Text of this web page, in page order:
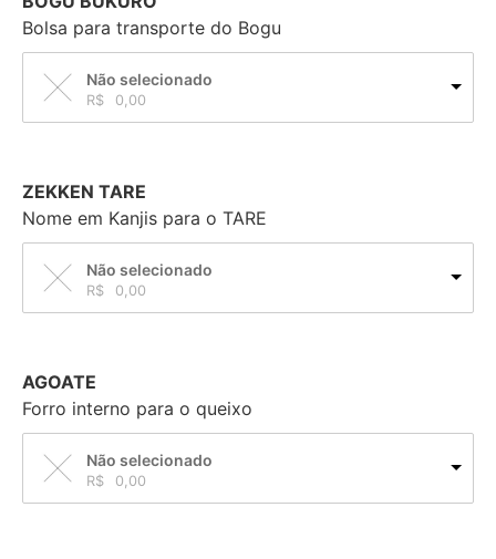
Bolsa para transporte do Bogu
Não selecionado
R$ 0,00
ZEKKEN TARE
Nome em Kanjis para o TARE
Não selecionado
R$ 0,00
AGOATE
Forro interno para o queixo
Não selecionado
R$ 0,00